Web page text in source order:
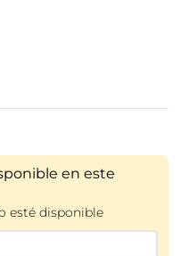
en este
esté disponible